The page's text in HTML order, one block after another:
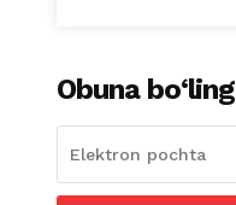
Obuna bo‘ling